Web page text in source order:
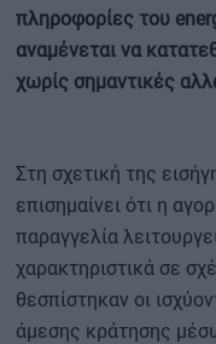
πληροφορίες του
αναμένεται να
χωρίς σημαντικές
Στη σχετική της
επισημαίνει ότι η
παραγγελία
χαρακτηριστικά σε
θεσπίστηκαν οι
άμεσης κράτησης